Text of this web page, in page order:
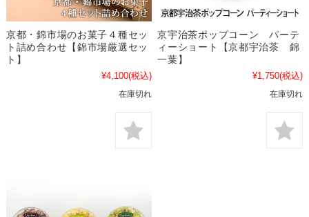
京都・錦市場のお菓子４種セッ
ト詰め合わせ【錦市場厳選セッ
ト】
¥4,100(税込)
在庫切れ
京宇治茶ポップコーン パーテ
ィーショート【京都宇治茶 錦
一葉】
¥1,750(税込)
在庫切れ